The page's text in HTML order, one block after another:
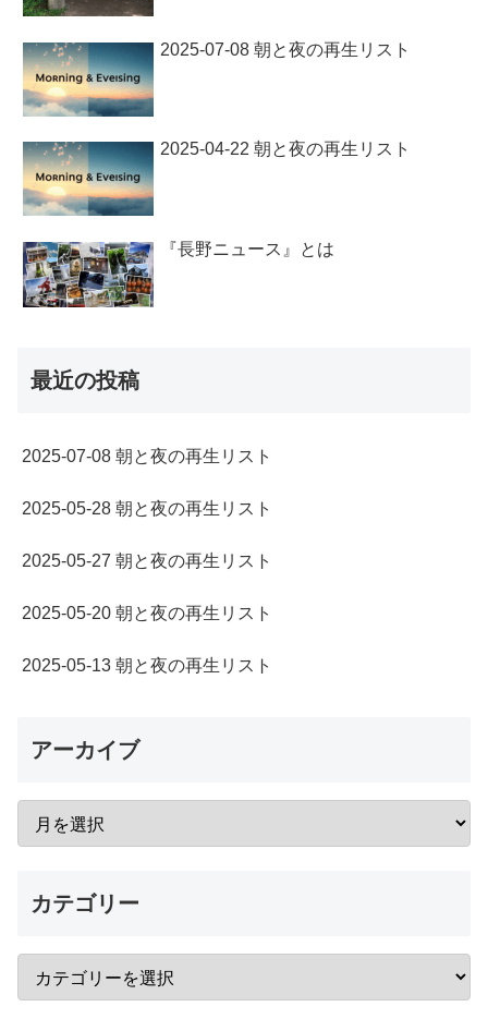
2025-07-08 朝と夜の再生リスト
2025-04-22 朝と夜の再生リスト
『長野ニュース』とは
最近の投稿
2025-07-08 朝と夜の再生リスト
2025-05-28 朝と夜の再生リスト
2025-05-27 朝と夜の再生リスト
2025-05-20 朝と夜の再生リスト
2025-05-13 朝と夜の再生リスト
アーカイブ
カテゴリー